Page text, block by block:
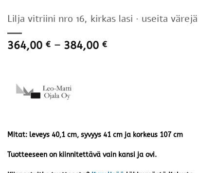
Lilja vitriini nro 16, kirkas lasi · useita värejä
364,00 € – 384,00 €Hintaluokka:
Mitat: leveys 40,1 cm, syvyys 41 cm ja korkeus 107 cm
Tuotteeseen on kiinnitettävä vain kansi ja ovi.